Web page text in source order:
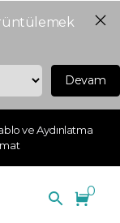
Devam
ve Aydınlatma
0